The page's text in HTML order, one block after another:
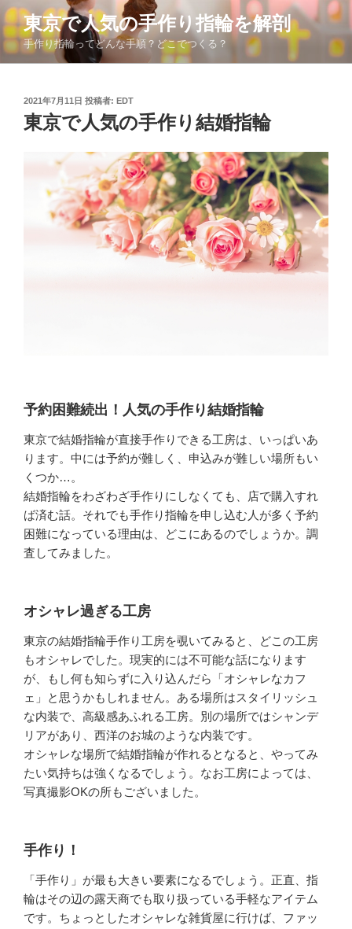
コ
ン
ン
東京で人気の手作り指輪を解剖
手作り指輪ってどんな手順？どこでつくる？
投
稿
日:
2021年7月11日 投稿者: EDT
東京で人気の手作り結婚指輪
予約困難続出！人気の手作り結婚指輪
東京で結婚指輪が直接手作りできる工房は、いっぱいあ
ります。中には予約が難しく、申込みが難しい場所もい
くつか…。
結婚指輪をわざわざ手作りにしなくても、店で購入すれ
ば済む話。それでも手作り指輪を申し込む人が多く予約
困難になっている理由は、どこにあるのでしょうか。調
査してみました。
オシャレ過ぎる工房
東京の結婚指輪手作り工房を覗いてみると、どこの工房
もオシャレでした。現実的には不可能な話になります
が、もし何も知らずに入り込んだら「オシャレなカフ
ェ」と思うかもしれません。ある場所はスタイリッシュ
な内装で、高級感あふれる工房。別の場所ではシャンデ
リアがあり、西洋のお城のような内装です。
オシャレな場所で結婚指輪が作れるとなると、やってみ
たい気持ちは強くなるでしょう。なお工房によっては、
写真撮影OKの所もございました。
手作り！
「手作り」が最も大きい要素になるでしょう。正直、指
輪はその辺の露天商でも取り扱っている手軽なアイテム
です。ちょっとしたオシャレな雑貨屋に行けば、ファッ